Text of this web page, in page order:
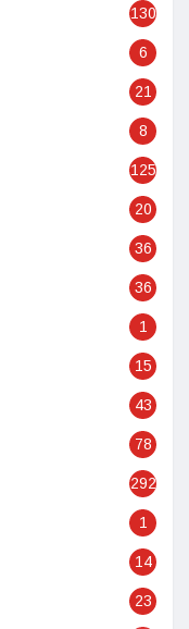
130
6
21
8
125
20
36
36
1
15
43
78
292
1
14
23